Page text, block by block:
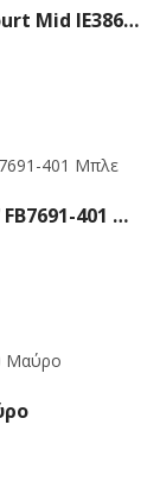
Sneakers/μποτάκια Αdidas Grand Court Mid IE3867 Μαύρα
Βρεφικά αθλητικά NIKE Revolution 7 FB7691-401 Μπλε